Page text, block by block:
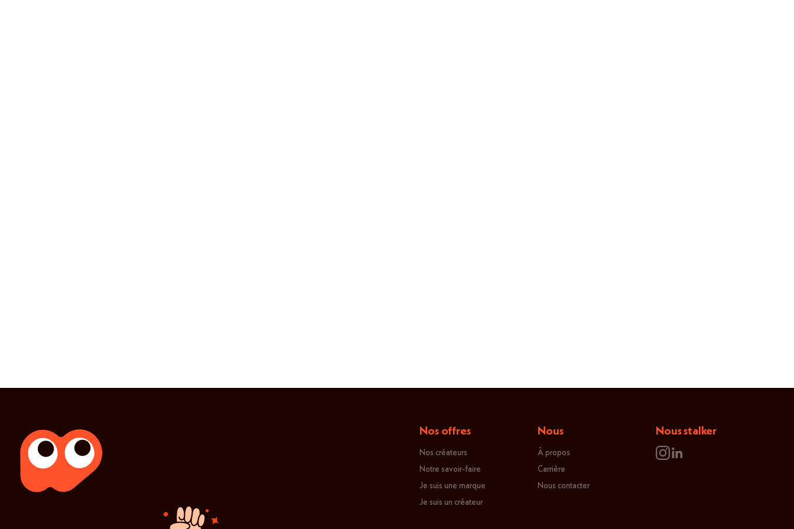
Nos offres
Nos créateurs
Notre savoir-faire
Je suis une marque
Je suis un créateur
Nous
À propos
Carrière
Nous contacter
Nous stalker